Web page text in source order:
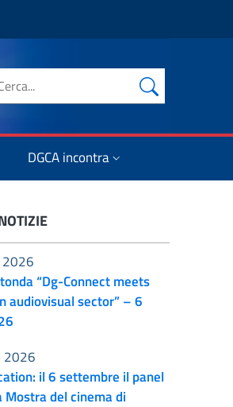
nel sito
DGCA incontra
“Dg-Connect meets
audiovisual sector” – 6
2026
il 6 settembre il panel
Mostra del cinema di
2026